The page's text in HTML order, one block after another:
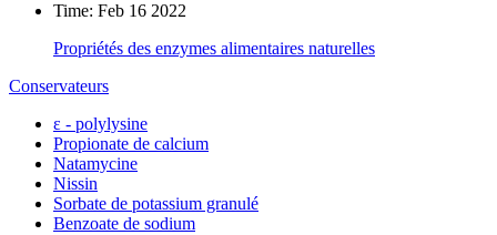
Time: Feb 16 2022
Propriétés des enzymes alimentaires naturelles
Conservateurs
ε - polylysine
Propionate de calcium
Natamycine
Nissin
Sorbate de potassium granulé
Benzoate de sodium